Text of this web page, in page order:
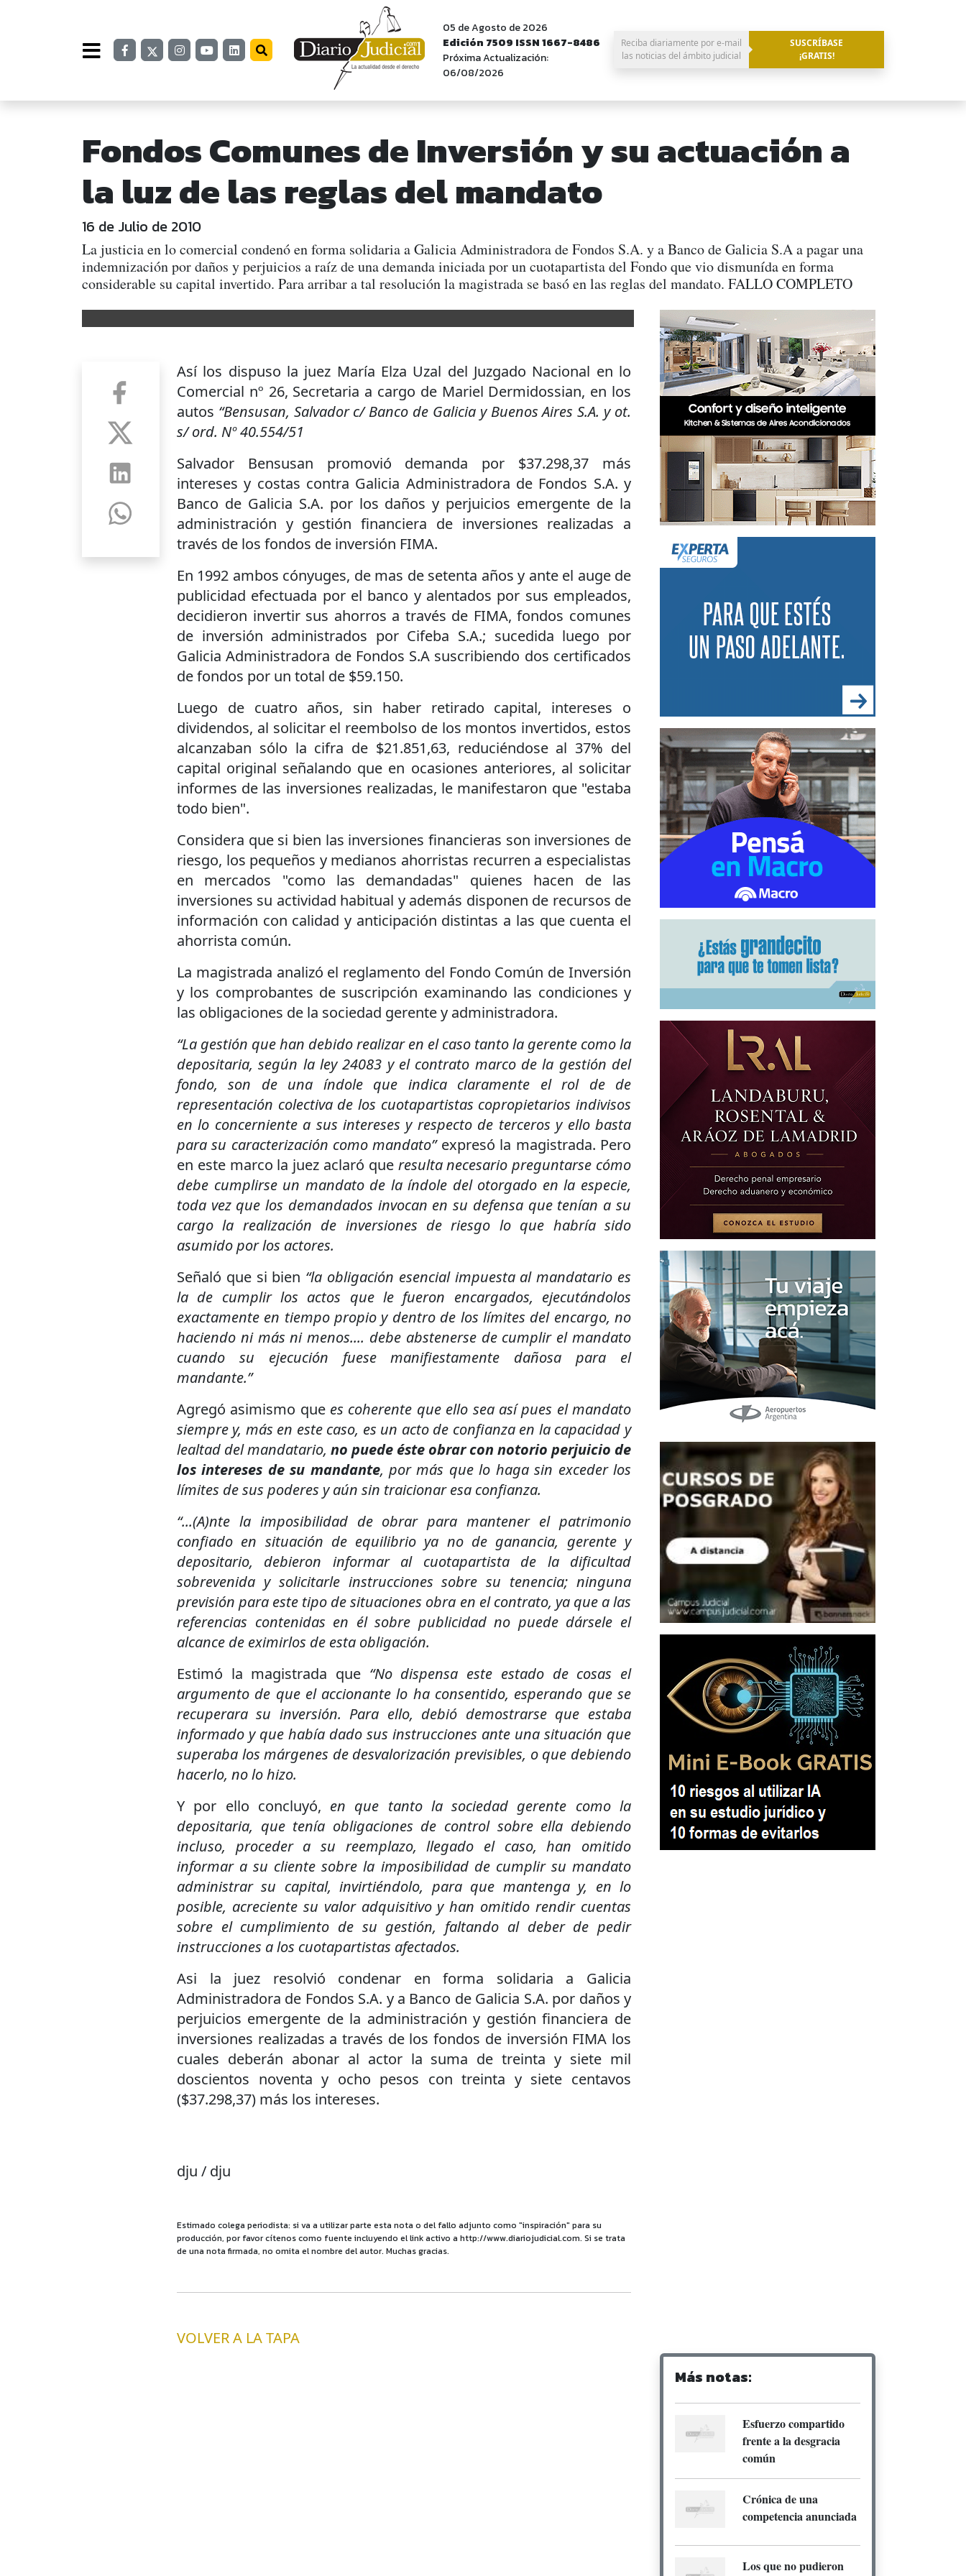
05 de Agosto de 2026
Edición 7509 ISSN 1667-8486
Próxima Actualización:
06/08/2026
Reciba diariamente por e-mail
las noticias del ámbito judicial
SUSCRÍBASE
¡GRATIS!
Fondos Comunes de Inversión y su actuación a
la luz de las reglas del mandato
16 de Julio de 2010
La justicia en lo comercial condenó en forma solidaria a Galicia Administradora de Fondos S.A. y a Banco de Galicia S.A a pagar una
indemnización por daños y perjuicios a raíz de una demanda iniciada por un cuotapartista del Fondo que vio dismunída en forma
considerable su capital invertido. Para arribar a tal resolución la magistrada se basó en las reglas del mandato. FALLO COMPLETO
Así los dispuso la juez María Elza Uzal del Juzgado Nacional en lo
Comercial nº 26, Secretaria a cargo de Mariel Dermidossian, en los
autos “Bensusan, Salvador c/ Banco de Galicia y Buenos Aires S.A. y ot.
s/ ord. Nº 40.554/51
Salvador Bensusan promovió demanda por $37.298,37 más
intereses y costas contra Galicia Administradora de Fondos S.A. y
Banco de Galicia S.A. por los daños y perjuicios emergente de la
administración y gestión financiera de inversiones realizadas a
través de los fondos de inversión FIMA.
En 1992 ambos cónyuges, de mas de setenta años y ante el auge de
publicidad efectuada por el banco y alentados por sus empleados,
decidieron invertir sus ahorros a través de FIMA, fondos comunes
de inversión administrados por Cifeba S.A.; sucedida luego por
Galicia Administradora de Fondos S.A suscribiendo dos certificados
de fondos por un total de $59.150.
Luego de cuatro años, sin haber retirado capital, intereses o
dividendos, al solicitar el reembolso de los montos invertidos, estos
alcanzaban sólo la cifra de $21.851,63, reduciéndose al 37% del
capital original señalando que en ocasiones anteriores, al solicitar
informes de las inversiones realizadas, le manifestaron que "estaba
todo bien".
Considera que si bien las inversiones financieras son inversiones de
riesgo, los pequeños y medianos ahorristas recurren a especialistas
en mercados "como las demandadas" quienes hacen de las
inversiones su actividad habitual y además disponen de recursos de
información con calidad y anticipación distintas a las que cuenta el
ahorrista común.
La magistrada analizó el reglamento del Fondo Común de Inversión
y los comprobantes de suscripción examinando las condiciones y
las obligaciones de la sociedad gerente y administradora.
“La gestión que han debido realizar en el caso tanto la gerente como la
depositaria, según la ley 24083 y el contrato marco de la gestión del
fondo, son de una índole que indica claramente el rol de de
representación colectiva de los cuotapartistas copropietarios indivisos
en lo concerniente a sus intereses y respecto de terceros y ello basta
para su caracterización como mandato”expresó la magistrada. Pero
en este marco la juez aclaró que resulta necesario preguntarse cómo
debe cumplirse un mandato de la índole del otorgado en la especie,
toda vez que los demandados invocan en su defensa que tenían a su
cargo la realización de inversiones de riesgo lo que habría sido
asumido por los actores.
Señaló que si bien “la obligación esencial impuesta al mandatario es
la de cumplir los actos que le fueron encargados, ejecutándolos
exactamente en tiempo propio y dentro de los límites del encargo, no
haciendo ni más ni menos.... debe abstenerse de cumplir el mandato
cuando su ejecución fuese manifiestamente dañosa para el
mandante.”
Agregó asimismo que es coherente que ello sea así pues el mandato
siempre y, más en este caso, es un acto de confianza en la capacidad y
lealtad del mandatario, no puede éste obrar con notorio perjuicio de
los intereses de su mandante, por más que lo haga sin exceder los
límites de sus poderes y aún sin traicionar esa confianza.
“...(A)nte la imposibilidad de obrar para mantener el patrimonio
confiado en situación de equilibrio ya no de ganancia, gerente y
depositario, debieron informar al cuotapartista de la dificultad
sobrevenida y solicitarle instrucciones sobre su tenencia; ninguna
previsión para este tipo de situaciones obra en el contrato, ya que a las
referencias contenidas en él sobre publicidad no puede dársele el
alcance de eximirlos de esta obligación.
Estimó la magistrada que “No dispensa este estado de cosas el
argumento de que el accionante lo ha consentido, esperando que se
recuperara su inversión. Para ello, debió demostrarse que estaba
informado y que había dado sus instrucciones ante una situación que
superaba los márgenes de desvalorización previsibles, o que debiendo
hacerlo, no lo hizo.
Y por ello concluyó, en que tanto la sociedad gerente como la
depositaria, que tenía obligaciones de control sobre ella debiendo
incluso, proceder a su reemplazo, llegado el caso, han omitido
informar a su cliente sobre la imposibilidad de cumplir su mandato
administrar su capital, invirtiéndolo, para que mantenga y, en lo
posible, acreciente su valor adquisitivo y han omitido rendir cuentas
sobre el cumplimiento de su gestión, faltando al deber de pedir
instrucciones a los cuotapartistas afectados.
Asi la juez resolvió condenar en forma solidaria a Galicia
Administradora de Fondos S.A. y a Banco de Galicia S.A. por daños y
perjuicios emergente de la administración y gestión financiera de
inversiones realizadas a través de los fondos de inversión FIMA los
cuales deberán abonar al actor la suma de treinta y siete mil
doscientos noventa y ocho pesos con treinta y siete centavos
($37.298,37) más los intereses.
dju / dju
Estimado colega periodista: si va a utilizar parte esta nota o del fallo adjunto como "inspiración" para su
producción, por favor cítenos como fuente incluyendo el link activo a http://www.diariojudicial.com. Si se trata
de una nota firmada, no omita el nombre del autor. Muchas gracias.
VOLVER A LA TAPA
Más notas:
Esfuerzo compartido
frente a la desgracia
común
Crónica de una
competencia anunciada
Los que no pudieron